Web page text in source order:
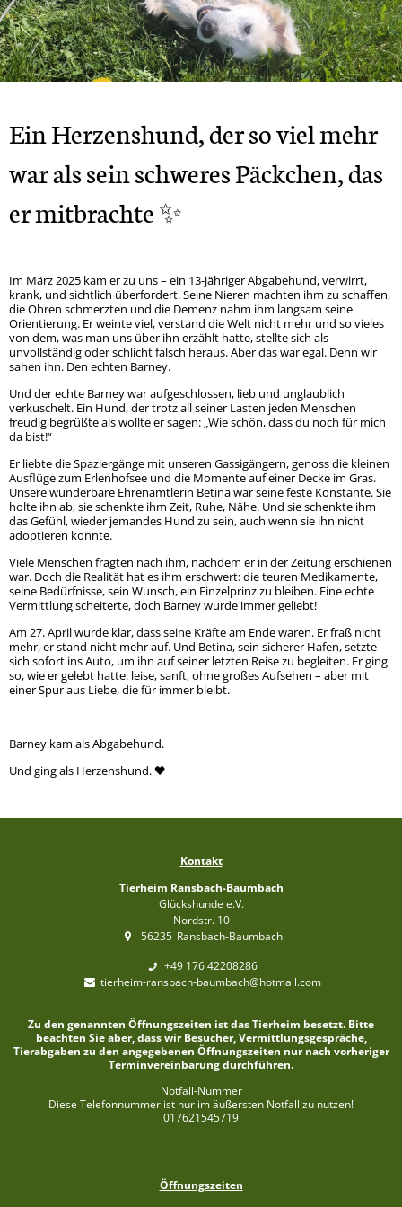
Orso
Oscar
Mia
Tipsy
Brandy
Whisky
Hera
Bailey
Snoopy
Mara
Mama + 2 Töchter
Odin
Gizmo und Schröder
Smiley
Bobo
Xenia
Winja
Spendendosen Aufsteller
Patenschaften
Ein Herzenshund, der so viel mehr
war als sein schweres Päckchen, das
er mitbrachte ✨
Im März 2025 kam er zu uns – ein 13-jähriger Abgabehund, verwirrt,
krank, und sichtlich überfordert. Seine Nieren machten ihm zu schaffen,
die Ohren schmerzten und die Demenz nahm ihm langsam seine
Orientierung. Er weinte viel, verstand die Welt nicht mehr und so vieles
von dem, was man uns über ihn erzählt hatte, stellte sich als
unvollständig oder schlicht falsch heraus. Aber das war egal. Denn wir
sahen ihn. Den echten Barney.
Und der echte Barney war aufgeschlossen, lieb und unglaublich
verkuschelt. Ein Hund, der trotz all seiner Lasten jeden Menschen
freudig begrüßte als wollte er sagen: „Wie schön, dass du noch für mich
da bist!“
Er liebte die Spaziergänge mit unseren Gassigängern, genoss die kleinen
Ausflüge zum Erlenhofsee und die Momente auf einer Decke im Gras.
Unsere wunderbare Ehrenamtlerin Betina war seine feste Konstante. Sie
holte ihn ab, sie schenkte ihm Zeit, Ruhe, Nähe. Und sie schenkte ihm
das Gefühl, wieder jemandes Hund zu sein, auch wenn sie ihn nicht
adoptieren konnte.
Viele Menschen fragten nach ihm, nachdem er in der Zeitung erschienen
war. Doch die Realität hat es ihm erschwert: die teuren Medikamente,
seine Bedürfnisse, sein Wunsch, ein Einzelprinz zu bleiben. Eine echte
Vermittlung scheiterte, doch Barney wurde immer geliebt!
Am 27. April wurde klar, dass seine Kräfte am Ende waren. Er fraß nicht
mehr, er stand nicht mehr auf. Und Betina, sein sicherer Hafen, setzte
sich sofort ins Auto, um ihn auf seiner letzten Reise zu begleiten. Er ging
so, wie er gelebt hatte: leise, sanft, ohne großes Aufsehen – aber mit
einer Spur aus Liebe, die für immer bleibt.
Barney kam als Abgabehund.
Und ging als Herzenshund. 🖤
Kontakt
Tierheim Ransbach-Baumbach
Glückshunde e.V.
Nordstr. 10
56235 Ransbach-Baumbach
+49 176 42208286
tierheim-ransbach-baumbach@hotmail.com
Zu den genannten Öffnungszeiten ist das Tierheim besetzt. Bitte
beachten Sie aber, dass wir Besucher, Vermittlungsgespräche,
Tierabgaben zu den angegebenen Öffnungszeiten nur nach vorheriger
Terminvereinbarung durchführen.
Notfall-Nummer
Diese Telefonnummer ist nur im äußersten Notfall zu nutzen!
017621545719
Öffnungszeiten